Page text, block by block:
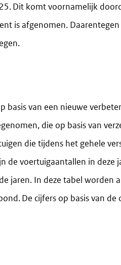
Dit komt voornamelijk
is afgenomen.
basis van een nieuwe
die op basis van
die tijdens het gehele
de voertuigaantallen in deze
jaren. In deze tabel worden
De cijfers op basis van de